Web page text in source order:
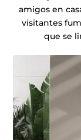
amigos en
visitantes
que se